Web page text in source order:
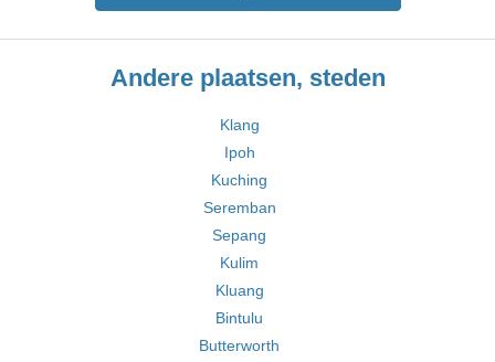
Andere plaatsen, steden
Klang
Ipoh
Kuching
Seremban
Sepang
Kulim
Kluang
Bintulu
Butterworth